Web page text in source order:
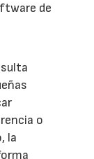
de
o
la